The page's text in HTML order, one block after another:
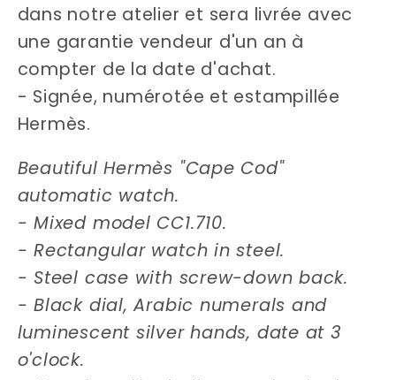
dans notre atelier et sera livrée avec
une garantie vendeur d'un an à
compter de la date d'achat.
- Signée, numérotée et estampillée
Hermès.
Beautiful Hermès "Cape Cod"
automatic watch.
- Mixed model CC1.710.
- Rectangular watch in steel.
- Steel case with screw-down back.
- Black dial, Arabic numerals and
luminescent silver hands, date at 3
o'clock.